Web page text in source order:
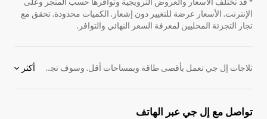
الإنترنت. الأسعار عرضة للتغيير دون إشعار. الكميات محدودة. تحقق مع
تجار التجزئة المحليين لمعرفة السعر النهائي والتوافر.
ثلاجات إل جي تعمل بأقصى طاقة وبمساحات أقل. وسوف تجد ميزات مثل سهولة الوصول إلى لوحات الضبط الرقمية، وضبط إعدادات درجة الحرارة و إلى لوحة اليد للتحكم ولمسة ميني بار الخاصة. نقدم لكم موديلات برادات و فريزر بأفضل المميزات لتحافظ على طعام طازج وتجعل الحياة أسهل. يمكنكم مشاهدة أكثر
تواصل مع إل جي عبر الهاتف